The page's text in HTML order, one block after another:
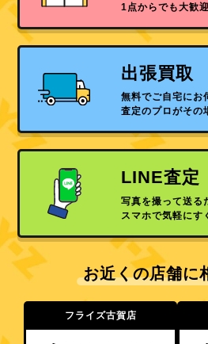
1点からでも大歓迎
出張買取
無料でご自宅にお
査定のプロがその
LINE査定
写真を撮って送る
スマホで気軽にす
お近くの店舗に
フライズ古賀店